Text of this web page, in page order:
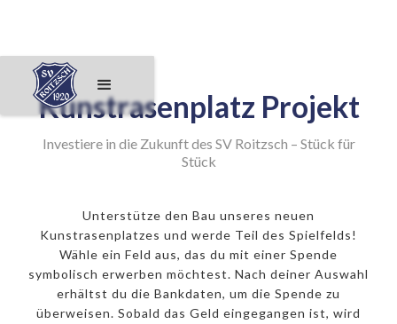
Kunstrasenplatz Projekt
Investiere in die Zukunft des SV Roitzsch – Stück für
Stück
Unterstütze den Bau unseres neuen
Kunstrasenplatzes und werde Teil des Spielfelds!
Wähle ein Feld aus, das du mit einer Spende
symbolisch erwerben möchtest. Nach deiner Auswahl
erhältst du die Bankdaten, um die Spende zu
überweisen. Sobald das Geld eingegangen ist, wird